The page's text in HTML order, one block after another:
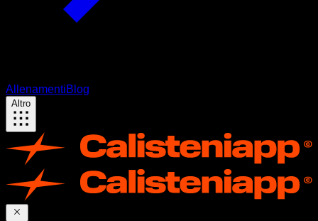
AllenamentiBlog
Altro